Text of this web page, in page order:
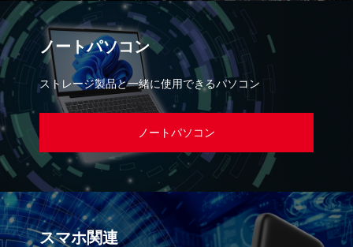
ノートパソコン
ストレージ製品と一緒に使用できるパソコン
ノートパソコン
スマホ関連